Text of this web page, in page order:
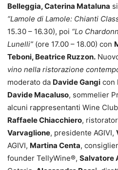
Belleggia, Caterina Mataluna
“Lamole di Lamole: Chianti
15.30 – 16.30), poi “Lo
Lunelli” (ore 17.00 – 18.00) con
Teboni, Beatrice Ruzzon.
vino nella ristorazione
moderato da Davide Gangi con
Davide Macaluso, sommelier
alcuni rappresentanti Wine
Raffaele Chiacchiero,
Varvaglione, presidente AGIVI,
AGIVI, Martina Centa,
founder TellyWine®, Salvatore